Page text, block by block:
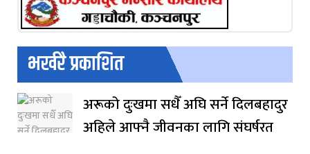
भर्खरै प्रकाशित
अरूको दुःखमा सधैँ अघि सर्ने दिलबहादुर
अहिले आफ्नै जीवनका लागि संघर्षरत